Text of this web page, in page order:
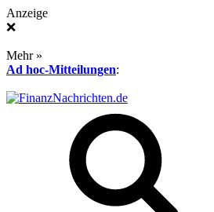
Anzeige
❌
Mehr »
Ad hoc-Mitteilungen: